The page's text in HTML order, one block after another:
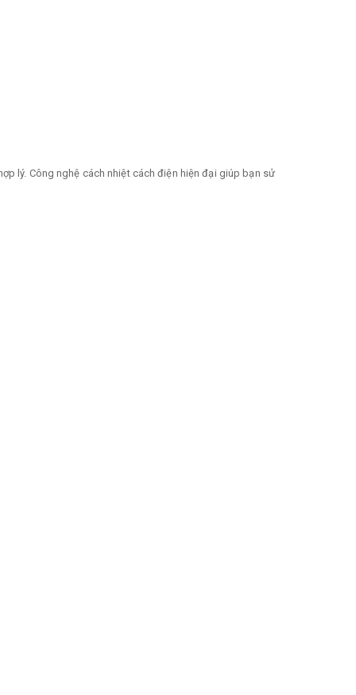
lý. Công nghệ cách nhiệt cách điện hiện đại giúp bạn sử